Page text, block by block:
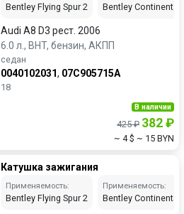
Bentley Flying Spur 2 Bentley Continental
Audi A8 D3 рест. 2006
6.0 л., BHT, бензин, АКПП
седан
0040102031, 07C905715A
18
В наличии
425 ₽ 382 ₽
~ 4 $ ~ 15 BYN
Катушка зажигания
Применяемость:
Bentley Flying Spur 2
Применяемость:
Bentley Continental